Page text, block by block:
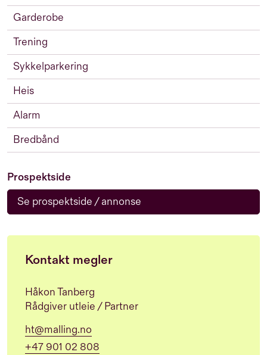
Garderobe
Trening
Sykkelparkering
Heis
Alarm
Bredbånd
Prospektside
Se prospektside / annonse
Kontakt megler
Håkon Tanberg
Rådgiver utleie / Partner
ht@malling.no
+47 901 02 808